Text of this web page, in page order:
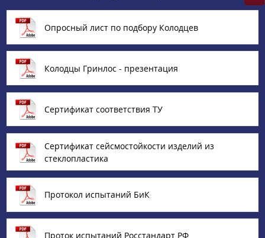
Опросный лист по подбору Колодцев
Колодцы Гринлос - презентация
Сертификат соответствия ТУ
Сертификат сейсмостойкости изделий из
стеклопластика
Протокол испытаний БиК
Проток испытаний Росстандарт РФ